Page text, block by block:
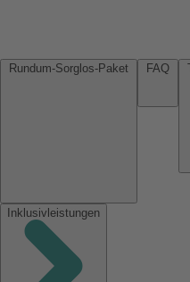
Inklusivleistungen